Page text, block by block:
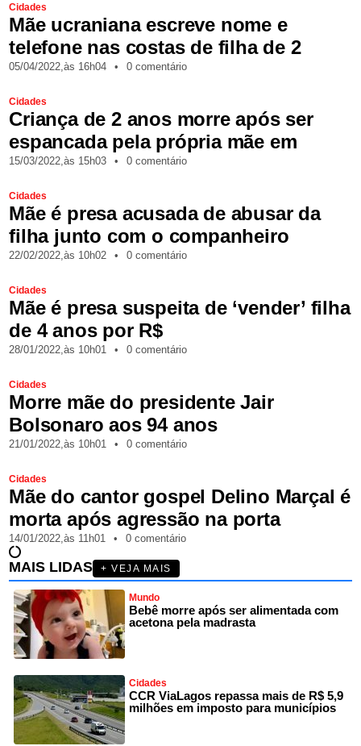
Cidades
Mãe ucraniana escreve nome e
telefone nas costas de filha de 2
05/04/2022,às 16h04 • 0 comentário
Cidades
Criança de 2 anos morre após ser
espancada pela própria mãe em
15/03/2022,às 15h03 • 0 comentário
Cidades
Mãe é presa acusada de abusar da
filha junto com o companheiro
22/02/2022,às 10h02 • 0 comentário
Cidades
Mãe é presa suspeita de ‘vender’ filha
de 4 anos por R$
28/01/2022,às 10h01 • 0 comentário
Cidades
Morre mãe do presidente Jair
Bolsonaro aos 94 anos
21/01/2022,às 10h01 • 0 comentário
Cidades
Mãe do cantor gospel Delino Marçal é
morta após agressão na porta
14/01/2022,às 11h01 • 0 comentário
MAIS LIDAS + VEJA MAIS
Mundo
Bebê morre após ser alimentada com
acetona pela madrasta
Cidades
CCR ViaLagos repassa mais de R$ 5,9
milhões em imposto para municípios